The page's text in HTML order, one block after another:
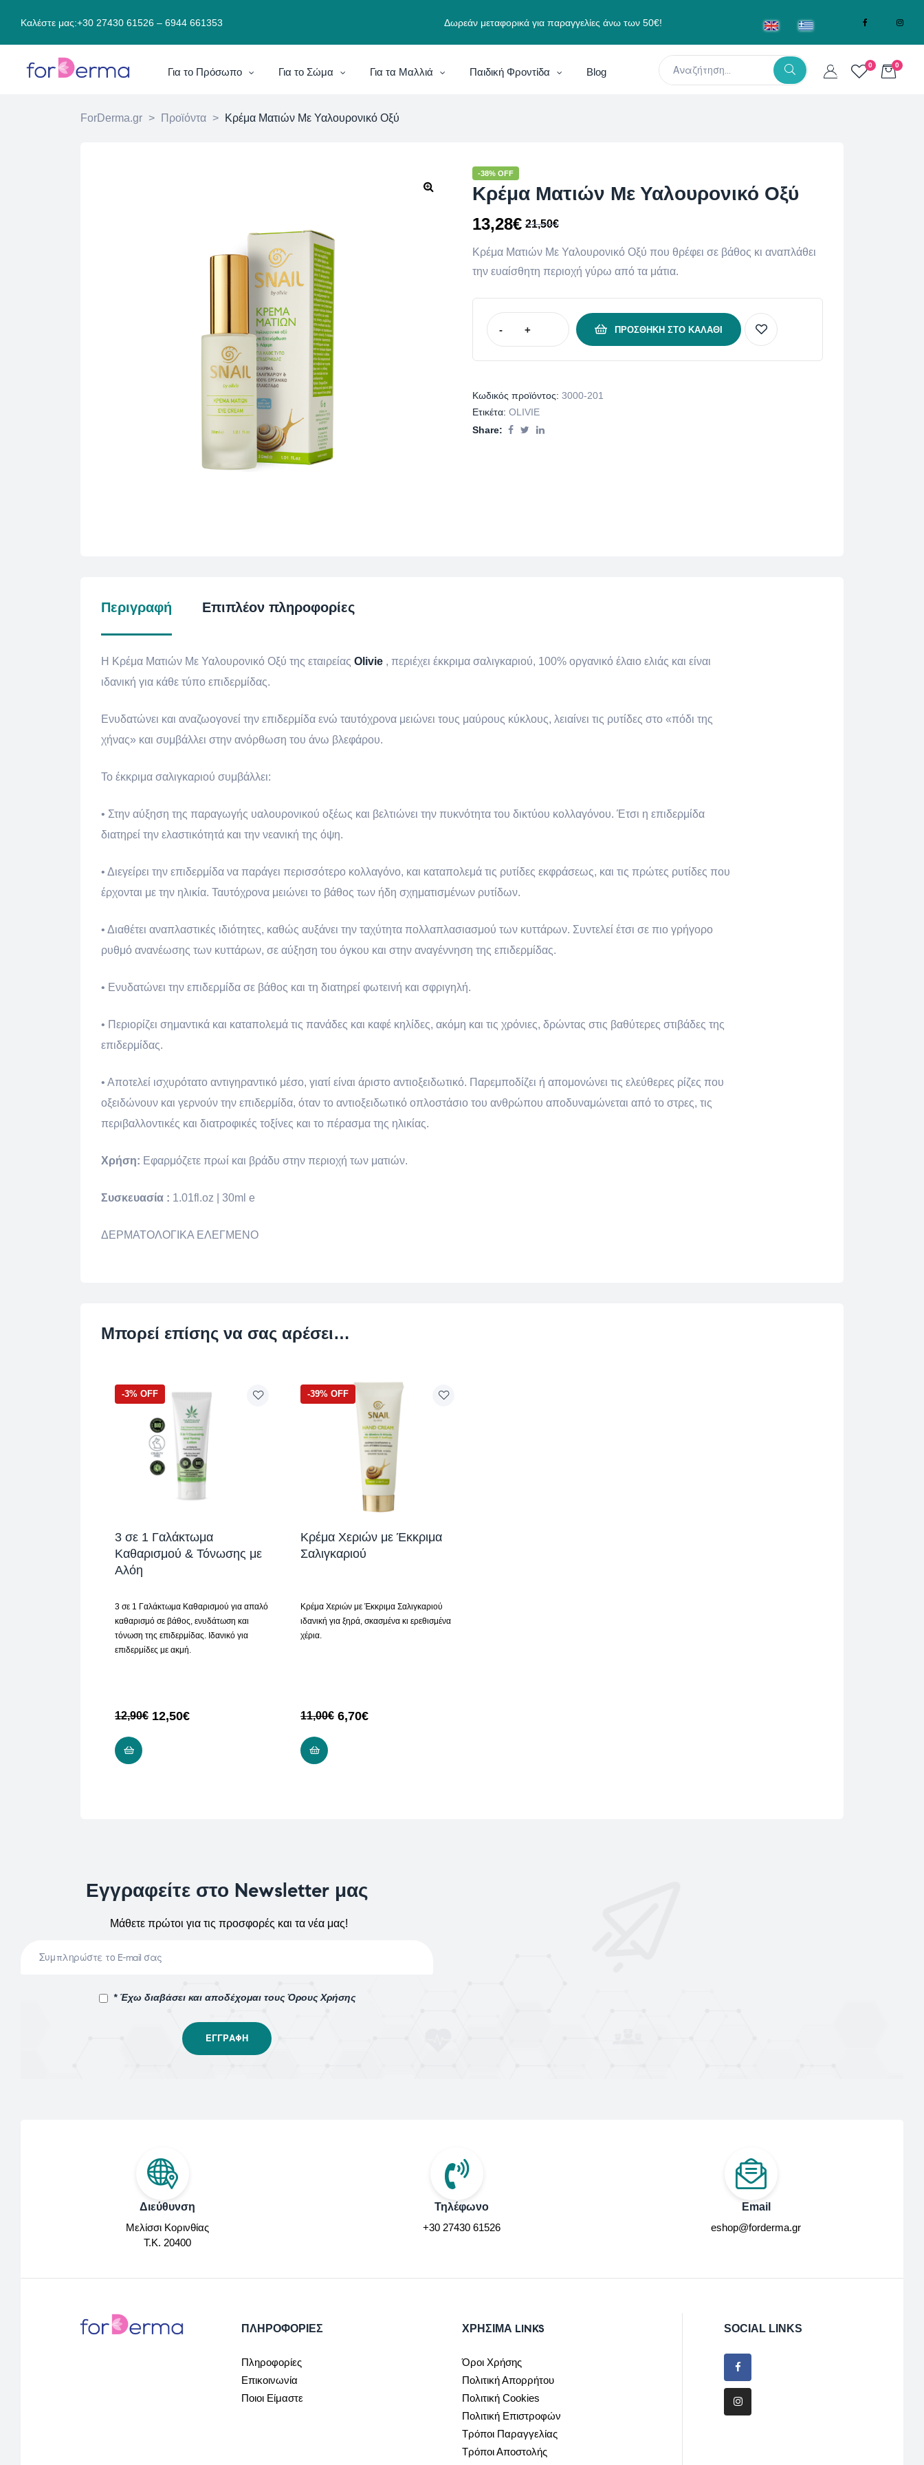
Καλέστε μας:+30 27430 61526 – 6944 661353 Δωρεάν μεταφορικά για παραγγελίες άνω των 50€!
Για το Πρόσωπο Για το Σώμα Για τα Μαλλιά Παιδική Φροντίδα Blog
0 0
ForDerma.gr > Προϊόντα > Κρέμα Ματιών Με Υαλουρονικό Οξύ
-38% OFF
Κρέμα Ματιών Με Υαλουρονικό Οξύ
21,50€
13,28€
Κρέμα Ματιών Με Υαλουρονικό Οξύ που θρέφει σε βάθος κι αναπλάθει
την ευαίσθητη περιοχή γύρω από τα μάτια.
- + ΠΡΟΣΘΉΚΗ ΣΤΟ ΚΑΛΆΘΙ
Κωδικός προϊόντος: 3000-201
Ετικέτα: OLIVIE
Share:
Περιγραφή Επιπλέον πληροφορίες
Η Κρέμα Ματιών Με Υαλουρονικό Οξύ της εταιρείας Olivie , περιέχει έκκριμα σαλιγκαριού, 100% οργανικό έλαιο ελιάς και είναι
ιδανική για κάθε τύπο επιδερμίδας.
Ενυδατώνει και αναζωογονεί την επιδερμίδα ενώ ταυτόχρονα μειώνει τους μαύρους κύκλους, λειαίνει τις ρυτίδες στο «πόδι της
χήνας» και συμβάλλει στην ανόρθωση του άνω βλεφάρου.
Το έκκριμα σαλιγκαριού συμβάλλει:
• Στην αύξηση της παραγωγής υαλουρονικού οξέως και βελτιώνει την πυκνότητα του δικτύου κολλαγόνου. Έτσι η επιδερμίδα
διατηρεί την ελαστικότητά και την νεανική της όψη.
• Διεγείρει την επιδερμίδα να παράγει περισσότερο κολλαγόνο, και καταπολεμά τις ρυτίδες εκφράσεως, και τις πρώτες ρυτίδες που
έρχονται με την ηλικία. Ταυτόχρονα μειώνει το βάθος των ήδη σχηματισμένων ρυτίδων.
• Διαθέτει αναπλαστικές ιδιότητες, καθώς αυξάνει την ταχύτητα πολλαπλασιασμού των κυττάρων. Συντελεί έτσι σε πιο γρήγορο
ρυθμό ανανέωσης των κυττάρων, σε αύξηση του όγκου και στην αναγέννηση της επιδερμίδας.
• Ενυδατώνει την επιδερμίδα σε βάθος και τη διατηρεί φωτεινή και σφριγηλή.
• Περιορίζει σημαντικά και καταπολεμά τις πανάδες και καφέ κηλίδες, ακόμη και τις χρόνιες, δρώντας στις βαθύτερες στιβάδες της
επιδερμίδας.
• Αποτελεί ισχυρότατο αντιγηραντικό μέσο, γιατί είναι άριστο αντιοξειδωτικό. Παρεμποδίζει ή απομονώνει τις ελεύθερες ρίζες που
οξειδώνουν και γερνούν την επιδερμίδα, όταν το αντιοξειδωτικό οπλοστάσιο του ανθρώπου αποδυναμώνεται από το στρες, τις
περιβαλλοντικές και διατροφικές τοξίνες και το πέρασμα της ηλικίας.
Χρήση: Εφαρμόζετε πρωί και βράδυ στην περιοχή των ματιών.
Συσκευασία : 1.01fl.oz | 30ml e
ΔΕΡΜΑΤΟΛΟΓΙΚΑ ΕΛΕΓΜΕΝΟ
Μπορεί επίσης να σας αρέσει…
-3% OFF
3 σε 1 Γαλάκτωμα
Καθαρισμού & Τόνωσης με
Αλόη
3 σε 1 Γαλάκτωμα Καθαρισμού για απαλό
καθαρισμό σε βάθος, ενυδάτωση και
τόνωση της επιδερμίδας. Ιδανικό για
επιδερμίδες με ακμή.
12,90€ 12,50€
-39% OFF
Κρέμα Χεριών με Έκκριμα
Σαλιγκαριού
Κρέμα Χεριών με Έκκριμα Σαλιγκαριού
ιδανική για ξηρά, σκασμένα κι ερεθισμένα
χέρια.
11,00€ 6,70€
Εγγραφείτε στο Newsletter μας
Μάθετε πρώτοι για τις προσφορές και τα νέα μας!
* Έχω διαβάσει και αποδέχομαι τους Όρους Χρήσης
Διεύθυνση
Μελίσσι Κορινθίας
Τ.Κ. 20400
Τηλέφωνο
+30 27430 61526
Email
eshop@forderma.gr
ΠΛΗΡΟΦΟΡΙΕΣ
Πληροφορίες
Επικοινωνία
Ποιοι Είμαστε
ΧΡΉΣΙΜΑ LINKS
Όροι Χρήσης
Πολιτική Απορρήτου
Πολιτική Cookies
Πολιτική Επιστροφών
Τρόποι Παραγγελίας
Τρόποι Αποστολής
SOCIAL LINKS